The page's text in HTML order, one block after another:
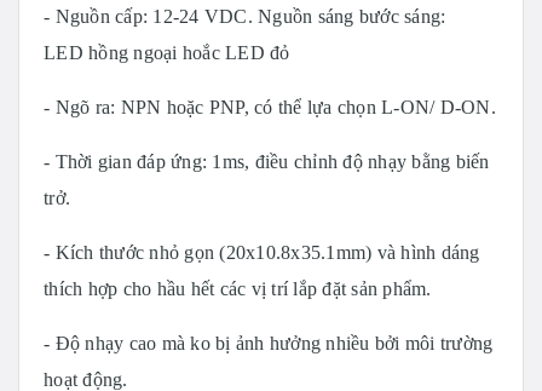
- Nguồn cấp: 12-24 VDC. Nguồn sáng bước sáng:
LED hồng ngoại hoắc LED đỏ
- Ngõ ra: NPN hoặc PNP, có thể lựa chọn L-ON/ D-ON.
- Thời gian đáp ứng: 1ms, điều chỉnh độ nhạy bằng biến
trở.
- Kích thước nhỏ gọn (20x10.8x35.1mm) và hình dáng
thích hợp cho hầu hết các vị trí lắp đặt sản phẩm.
- Độ nhạy cao mà ko bị ảnh hưởng nhiều bởi môi trường
hoạt động.